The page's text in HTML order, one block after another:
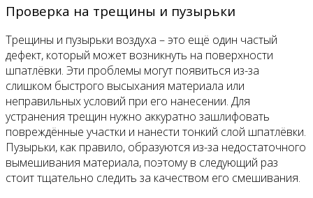
Проверка на трещины и пузырьки
Трещины и пузырьки воздуха – это ещё один частый
дефект, который может возникнуть на поверхности
шпатлёвки. Эти проблемы могут появиться из-за
слишком быстрого высыхания материала или
неправильных условий при его нанесении. Для
устранения трещин нужно аккуратно зашлифовать
повреждённые участки и нанести тонкий слой шпатлёвки.
Пузырьки, как правило, образуются из-за недостаточного
вымешивания материала, поэтому в следующий раз
стоит тщательно следить за качеством его смешивания.